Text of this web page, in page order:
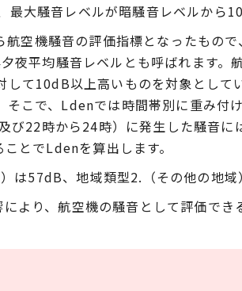
大騒音レベルが暗騒音レベルから
空機騒音の評価指標となったもの
平均騒音レベルとも呼ばれます。
て10dB以上高いものを対象とし
こで、Ldenでは時間帯別に重み
22時から24時）に発生した騒音
とでLdenを算出します。
57dB、地域類型2.（その他の地域
り、航空機の騒音として評価でき